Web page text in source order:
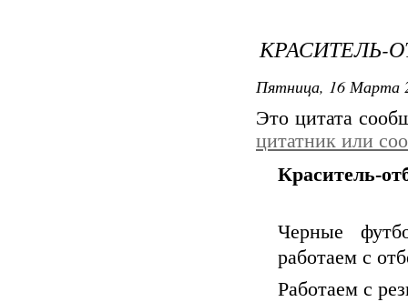
КРАСИТЕЛЬ-
Пятница, 16 Марта
Это цитата
цитатник или
Краситель-
Черные
работаем с
Работаем с